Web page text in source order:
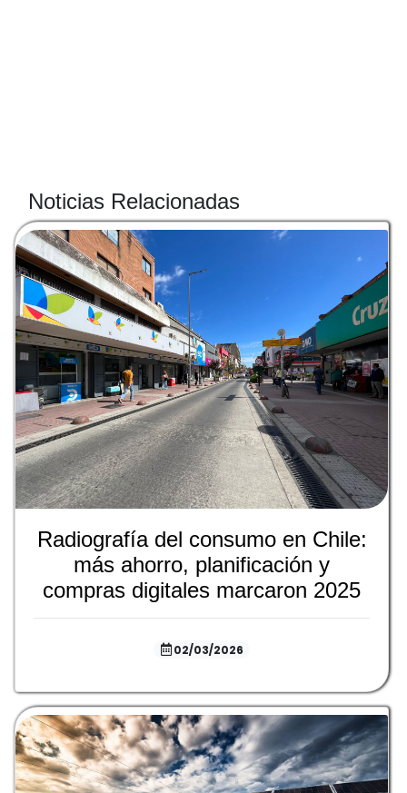
Noticias Relacionadas
Radiografía del consumo en Chile:
más ahorro, planificación y
compras digitales marcaron 2025
02/03/2026